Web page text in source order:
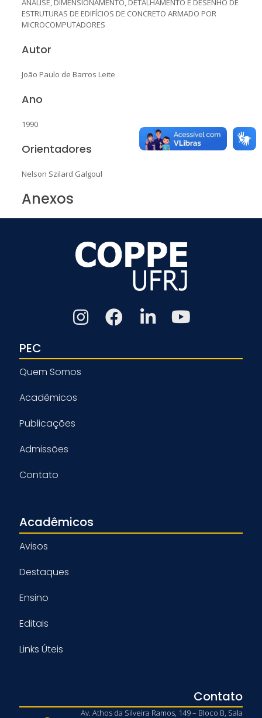
ANÁLISE, DIMENSIONAMENTO, DETALHAMENTO E DESENHO DE
ESTRUTURAS DE EDIFÍCIOS DE CONCRETO ARMADO POR
MICROCOMPUTADORES
Autor
João Paulo de Barros Leite
Ano
1990
Orientadores
Nelson Szilard Galgoul
Anexos
PEC
Quem Somos
Acadêmicos
Publicações
Admissões
Contato
Acadêmicos
Avisos
Destaques
Ensino
Editais
Links Úteis
Contato
Av. Athos da Silveira Ramos, 149 – Bloco B, Sala